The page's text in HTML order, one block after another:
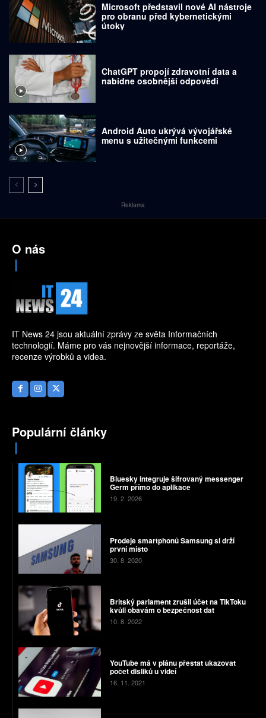
Microsoft představil nové AI nástroje
pro obranu před kybernetickými
útoky
ChatGPT propojí zdravotní data a
nabídne osobnější odpovědi
Android Auto ukrývá vývojářské
menu s užitečnými funkcemi
Reklama
O nás
IT News 24 jsou aktuální zprávy ze světa Informačních
technologií. Máme pro vás nejnovější informace, reportáže,
recenze výrobků a videa.
Populární články
Bluesky integruje šifrovaný messenger
Germ přímo do aplikace
19. 2. 2026
Prodeje smartphonů Samsung si drží
první místo
30. 8. 2020
Britský parlament zrušil účet na TikToku
kvůli obavám o bezpečnost dat
10. 8. 2022
YouTube má v plánu přestat ukazovat
počet disliků u videí
16. 11. 2021